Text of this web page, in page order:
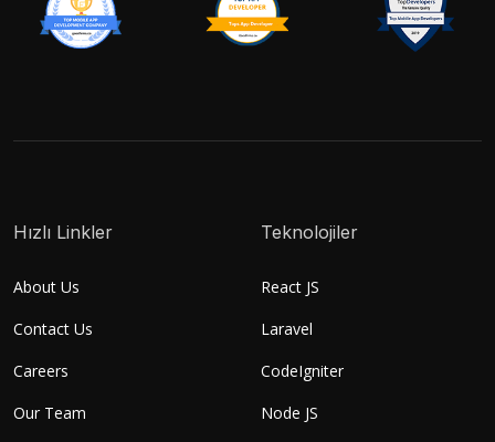
Hızlı Linkler
About Us
Contact Us
Careers
Our Team
Teknolojiler
React JS
Laravel
CodeIgniter
Node JS